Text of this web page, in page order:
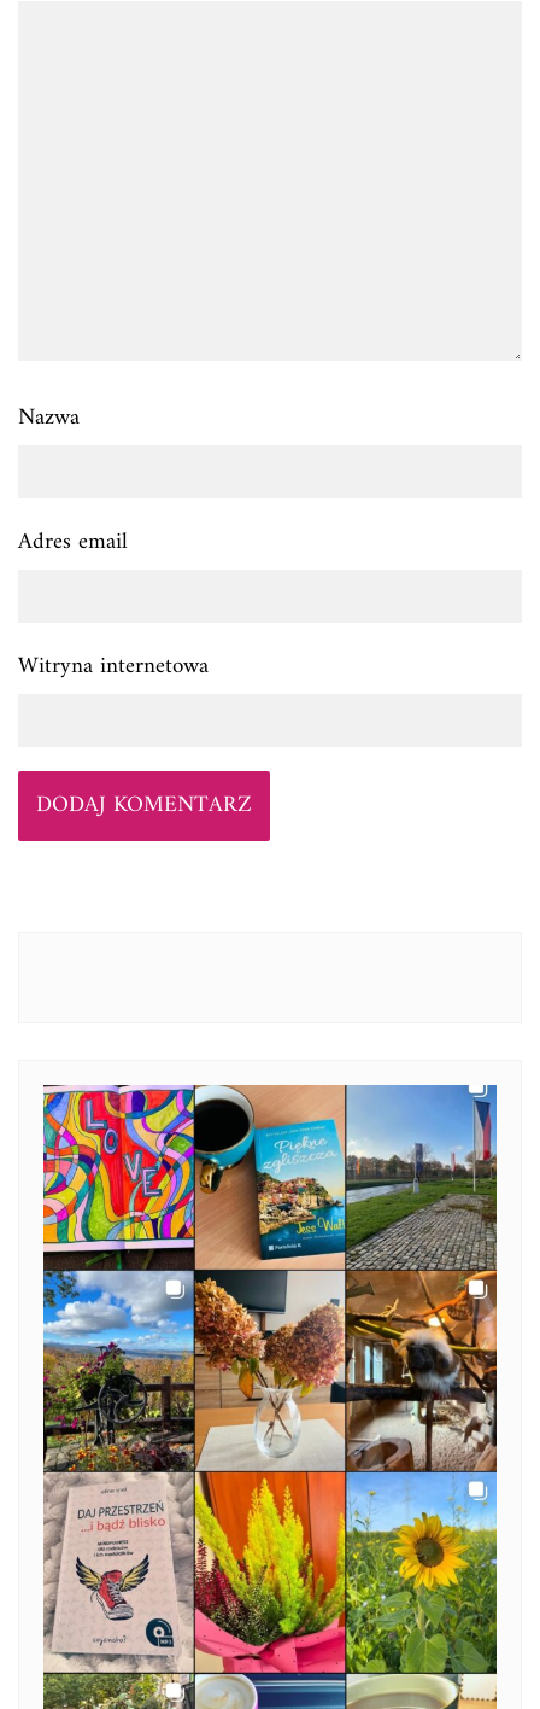
Nazwa
Adres email
Witryna internetowa